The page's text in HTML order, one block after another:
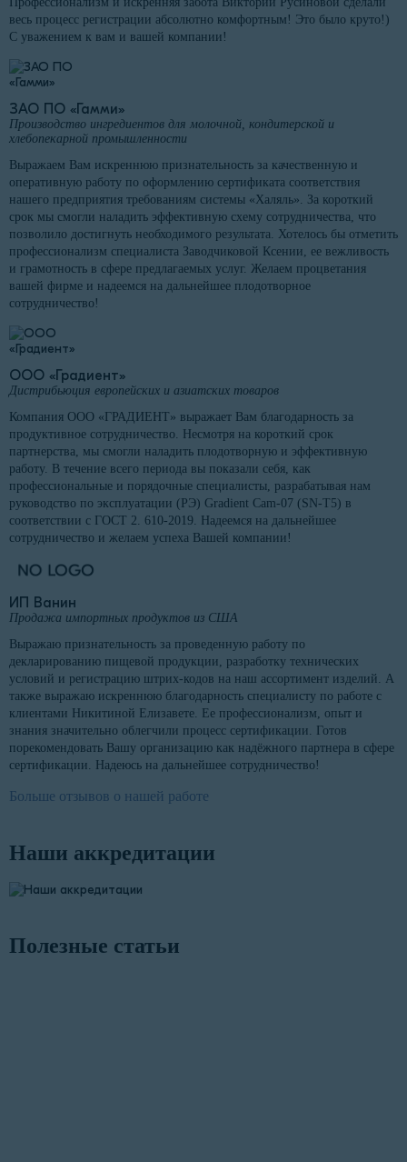
весь процесс регистрации абсолютно комфортным! Это было круто!)
С уважением к вам и вашей компании!
ЗАО ПО «Гамми»
Производство ингредиентов для молочной, кондитерской и
хлебопекарной промышленности
Выражаем Вам искреннюю признательность за качественную и
оперативную работу по оформлению сертификата соответствия
нашего предприятия требованиям системы «Халяль». За короткий
срок мы смогли наладить эффективную схему сотрудничества, что
позволило достигнуть необходимого результата. Хотелось бы отметить
профессионализм специалиста Заводчиковой Ксении, ее вежливость
и грамотность в сфере предлагаемых услуг. Желаем процветания
вашей фирме и надеемся на дальнейшее плодотворное
сотрудничество!
ООО «Градиент»
Дистрибьюция европейских и азиатских товаров
Компания ООО «ГРАДИЕНТ» выражает Вам благодарность за
продуктивное сотрудничество. Несмотря на короткий срок
партнерства, мы смогли наладить плодотворную и эффективную
работу. В течение всего периода вы показали себя, как
профессиональные и порядочные специалисты, разрабатывая нам
руководство по эксплуатации (РЭ) Gradient Cam-07 (SN-T5) в
соответствии с ГОСТ 2. 610-2019. Надеемся на дальнейшее
сотрудничество и желаем успеха Вашей компании!
ИП Ванин
Продажа импортных продуктов из США
Выражаю признательность за проведенную работу по
декларированию пищевой продукции, разработку технических
условий и регистрацию штрих-кодов на наш ассортимент изделий. А
также выражаю искреннюю благодарность специалисту по работе с
клиентами Никитиной Елизавете. Ее профессионализм, опыт и
знания значительно облегчили процесс сертификации. Готов
порекомендовать Вашу организацию как надёжного партнера в сфере
сертификации. Надеюсь на дальнейшее сотрудничество!
Больше отзывов о нашей работе
Наши аккредитации
Полезные статьи